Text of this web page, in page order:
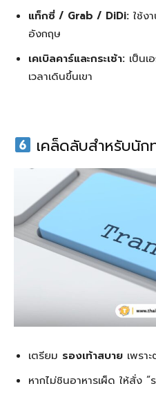
แท็กซี่ / Grab / DiDi: ใช้ง
อังกฤษ
เคเบิลคาร์และกระเช้า: เป็น
เวลาเดินขึ้นเขา
เคล็ดลับสำหรับนัก
เตรียม รองเท้าสบาย เพรา
หากไม่ชินอาหารเผ็ด ให้สั่ง